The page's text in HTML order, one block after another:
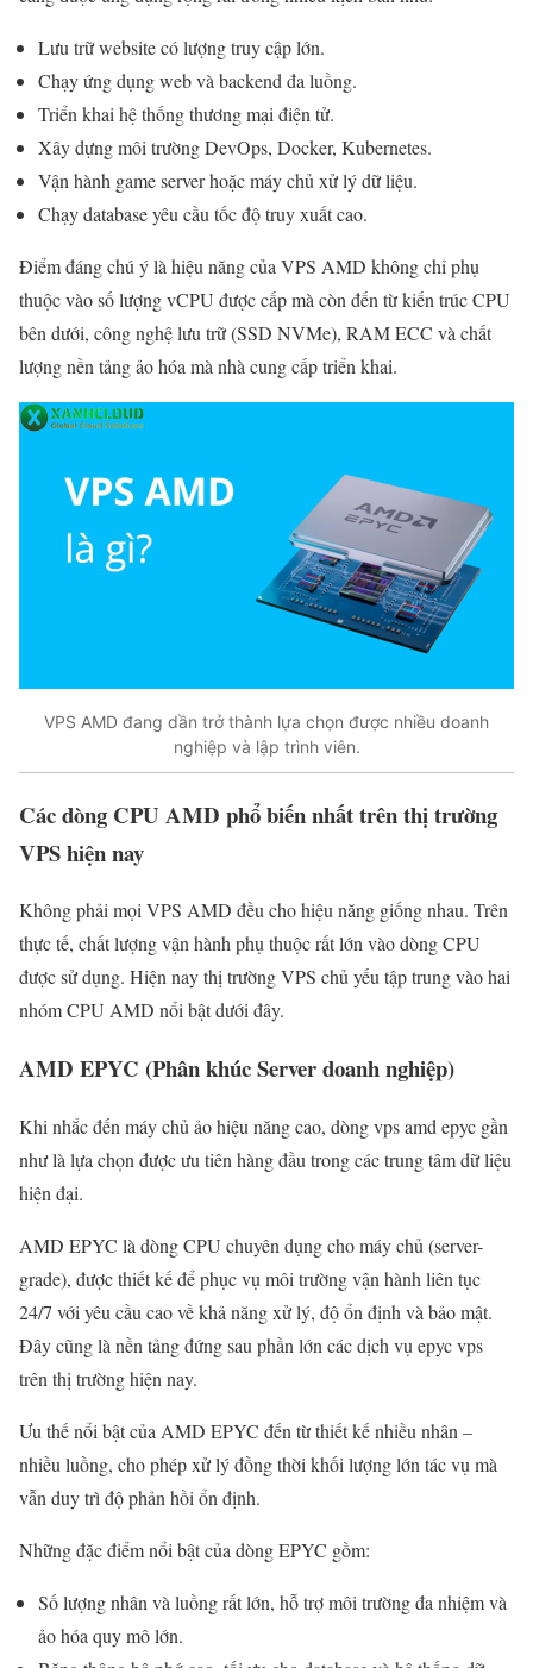
Lưu trữ website có lượng truy cập lớn.
Chạy ứng dụng web và backend đa luồng.
Triển khai hệ thống thương mại điện tử.
Xây dựng môi trường DevOps, Docker, Kubernetes.
Vận hành game server hoặc máy chủ xử lý dữ liệu.
Chạy database yêu cầu tốc độ truy xuất cao.
Điểm đáng chú ý là hiệu năng của VPS AMD không chỉ phụ
thuộc vào số lượng vCPU được cấp mà còn đến từ kiến trúc CPU
bên dưới, công nghệ lưu trữ (SSD NVMe), RAM ECC và chất
lượng nền tảng ảo hóa mà nhà cung cấp triển khai.
VPS AMD đang dần trở thành lựa chọn được nhiều doanh
nghiệp và lập trình viên.
Các dòng CPU AMD phổ biến nhất trên thị trường
VPS hiện nay
Không phải mọi VPS AMD đều cho hiệu năng giống nhau. Trên
thực tế, chất lượng vận hành phụ thuộc rất lớn vào dòng CPU
được sử dụng. Hiện nay thị trường VPS chủ yếu tập trung vào hai
nhóm CPU AMD nổi bật dưới đây.
AMD EPYC (Phân khúc Server doanh nghiệp)
Khi nhắc đến máy chủ ảo hiệu năng cao, dòng vps amd epyc gần
như là lựa chọn được ưu tiên hàng đầu trong các trung tâm dữ liệu
hiện đại.
AMD EPYC là dòng CPU chuyên dụng cho máy chủ (server-
grade), được thiết kế để phục vụ môi trường vận hành liên tục
24/7 với yêu cầu cao về khả năng xử lý, độ ổn định và bảo mật.
Đây cũng là nền tảng đứng sau phần lớn các dịch vụ epyc vps
trên thị trường hiện nay.
Ưu thế nổi bật của AMD EPYC đến từ thiết kế nhiều nhân –
nhiều luồng, cho phép xử lý đồng thời khối lượng lớn tác vụ mà
vẫn duy trì độ phản hồi ổn định.
Những đặc điểm nổi bật của dòng EPYC gồm:
Số lượng nhân và luồng rất lớn, hỗ trợ môi trường đa nhiệm và
ảo hóa quy mô lớn.